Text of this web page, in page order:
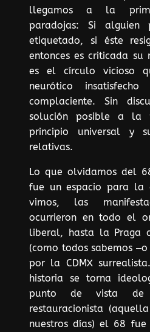
llegamos a la
paradojas: Si alguien
etiquetado, si éste
entonces es criticada su
es el círculo vicioso
neurótico
complaciente. Sin
solución posible a la
principio universal y
relativas.
Lo que olvidamos del
fue un espacio para la
vimos, las
ocurrieron en todo el
liberal, hasta la Praga
(como todos sabemos
por la CDMX
historia se torna
punto de vista de
restauracionista
nuestros días) el 68 fue